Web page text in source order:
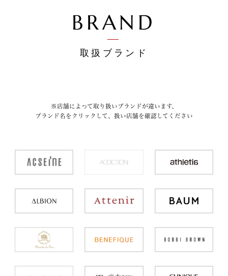
BRAND
取扱ブランド
店舗によって取り扱いブランドが違います、
ブランド名をクリックして、扱い店舗を確認してください